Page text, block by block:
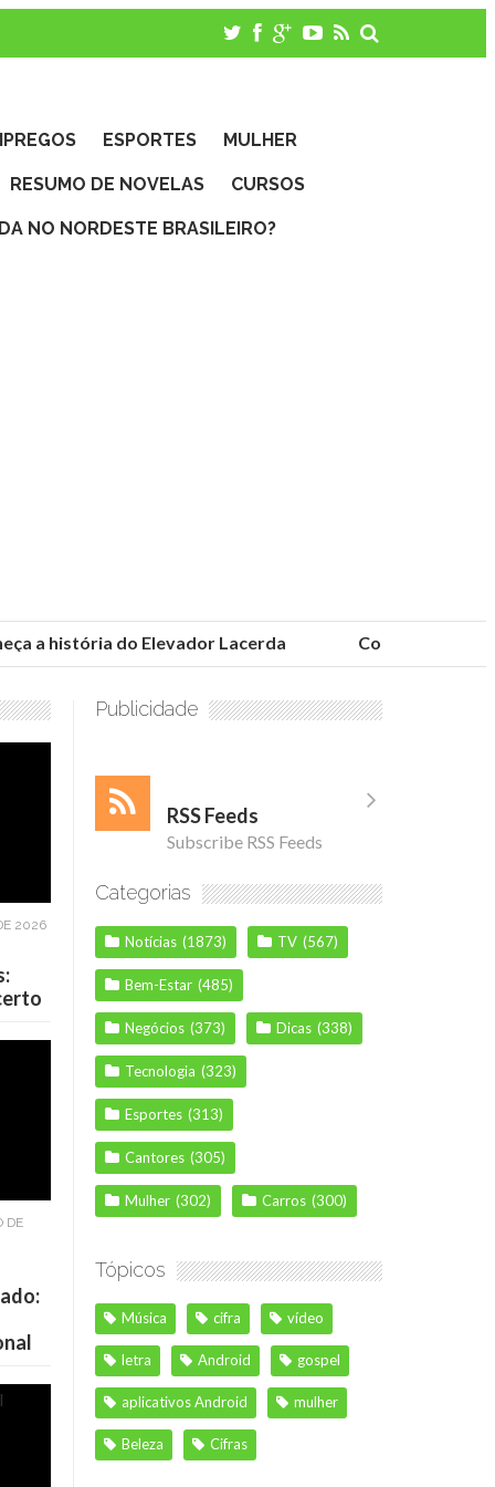
ESPORTES MULHER
RESUMO DE NOVELAS CURSOS
NO NORDESTE BRASILEIRO?
a história do Elevador Lacerda Conheça as
2026
DE
Publicidade
RSS Feeds
Subscribe RSS Feeds
Categorias
Notícias (1873) TV (567)
Bem-Estar (485)
Negócios (373) Dicas (338)
Tecnologia (323)
Esportes (313)
Cantores (305)
Mulher (302) Carros (300)
Tópicos
Música cifra vídeo
letra Android gospel
aplicativos Android mulher
Beleza Cifras